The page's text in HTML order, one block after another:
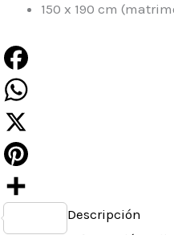
150 x 190 cm
Facebook
WhatsApp
X
Pinterest
Compartir
Descripción